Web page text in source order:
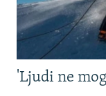
'Ljudi ne